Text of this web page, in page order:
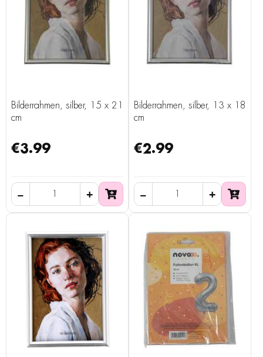
Bilderrahmen, silber, 15 x 21
cm
€3.99
Bilderrahmen, silber, 13 x 18
cm
€2.99